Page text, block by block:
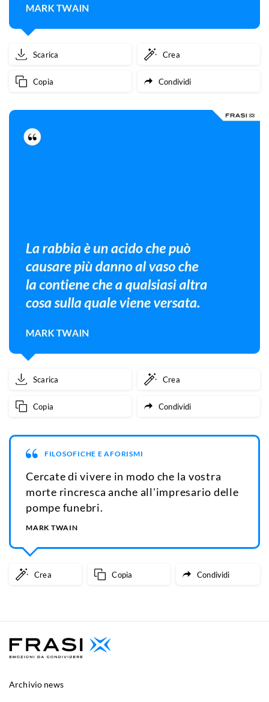
Scarica Crea
Copia Condividi
Scarica Crea
Copia Condividi
FILOSOFICHE E AFORISMI
Cercate di vivere in modo che la vostra
morte rincresca anche all'impresario delle
pompe funebri.
MARK TWAIN
Crea Copia Condividi
Archivio news